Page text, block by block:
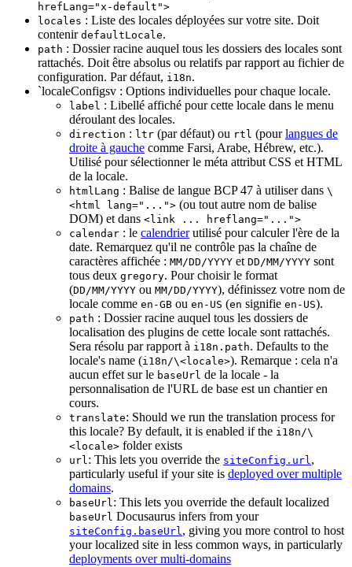
hrefLang="x-default">
locales : Liste des locales déployées sur votre site. Doit
contenir defaultLocale.
path : Dossier racine auquel tous les dossiers des locales sont
rattachés. Doit être absolus ou relatifs par rapport au fichier de
configuration. Par défaut, i18n.
`localeConfigsv : Options individuelles pour chaque locale.
label : Libellé affiché pour cette locale dans le menu
déroulant des locales.
direction : ltr (par défaut) ou rtl (pourlangues de
droite à gauche comme Farsi, Arabe, Hébrew, etc.).
Utilisé pour sélectionner le méta attribut CSS et HTML
de la locale.
htmlLang : Balise de langue BCP 47 à utiliser dans \
<html lang="..."> (ou tout autre nom de balise
DOM) et dans <link ... hreflang="...">
calendar : le calendrierutilisé pour calculer l'ère de la
date. Remarquez qu'il ne contrôle pas la chaîne de
caractères affichée : MM/DD/YYYY et DD/MM/YYYY sont
tous deux gregory. Pour choisir le format
(DD/MM/YYYY ou MM/DD/YYYY), définissez votre nom de
locale comme en-GB ou en-US (en signifie en-US).
path : Dossier racine auquel tous les dossiers de
localisation des plugins de cette locale sont rattachés.
Sera résolu par rapport à i18n.path. Defaults to the
locale's name (i18n/\<locale>). Remarque : cela n'a
aucun effet sur le baseUrl de la locale - la
personnalisation de l'URL de base est un chantier en
cours.
translate: Should we run the translation process for
this locale? By default, it is enabled if the i18n/\
<locale> folder exists
url: This lets you override the siteConfig.url,
particularly useful if your site is deployed over multiple
domains.
baseUrl: This lets you override the default localized
baseUrl Docusaurus infers from your
siteConfig.baseUrl, giving you more control to host
your localized site in less common ways, in particularly
deployments over multi-domains